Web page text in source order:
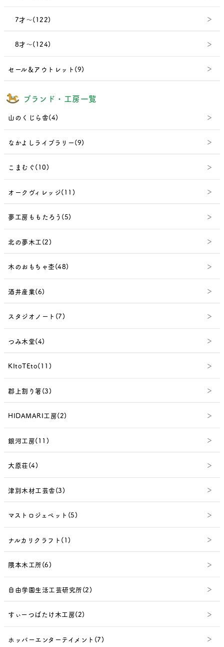
7才～(122)
8才～(124)
セール＆アウトレット(9)
ブランド・工房一覧
山のくじら舎(4)
なかよしライブラリー(9)
こまむぐ(10)
オークヴィレッジ(11)
夢工房ももたろう(5)
北の夢木工(2)
木のおもちゃ杢(48)
酒井産業(6)
スタジオノート(7)
つみ木堂(4)
KItoTEto(11)
郡上割り箸(3)
HIDAMARI工房(2)
銀河工房(11)
大原荘(4)
津別木材工芸舎(3)
マストロジェペット(5)
ナルカリクラフト(1)
隈本木工所(6)
自由学園生活工芸研究所(2)
すぃーつばたけ木工房(2)
ホッパーエンターテイメント(7)